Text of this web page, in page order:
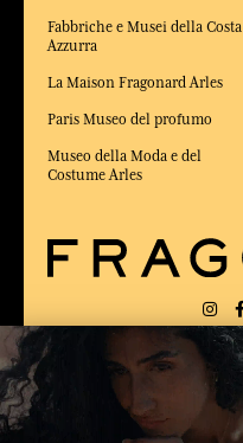
Fabbriche e Musei della Costa
Azzurra
La Maison Fragonard Arles
Paris Museo del profumo
Museo della Moda e del
Costume Arles
CONSEGNA: FR